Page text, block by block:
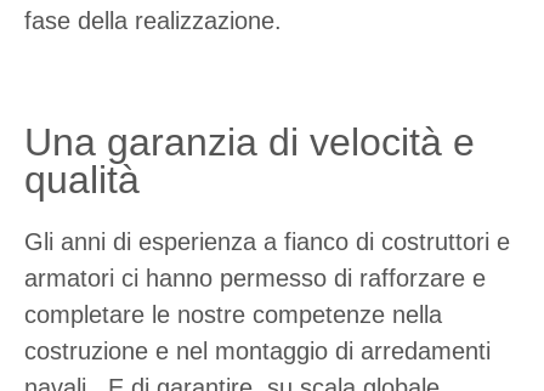
fase della realizzazione.
Una garanzia di velocità e
qualità
Gli anni di esperienza a fianco di costruttori e
armatori ci hanno permesso di rafforzare e
completare le nostre competenze nella
costruzione e nel montaggio di arredamenti